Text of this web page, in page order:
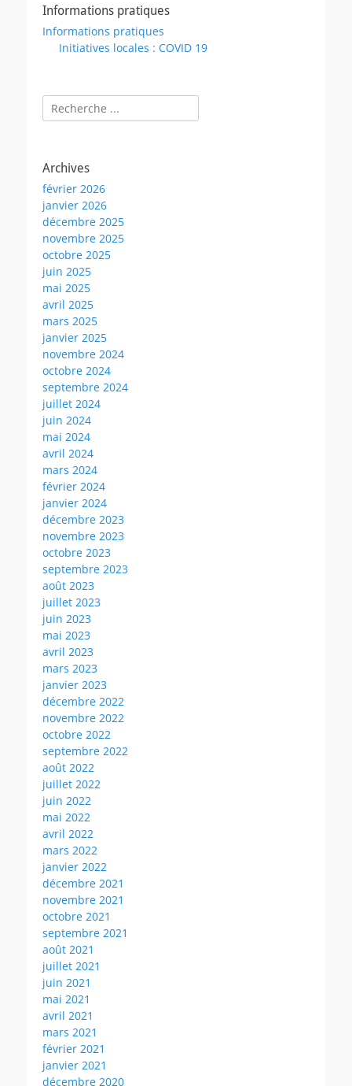
Informations pratiques
Informations pratiques
Initiatives locales : COVID 19
Rechercher :
Archives
février 2026
janvier 2026
décembre 2025
novembre 2025
octobre 2025
juin 2025
mai 2025
avril 2025
mars 2025
janvier 2025
novembre 2024
octobre 2024
septembre 2024
juillet 2024
juin 2024
mai 2024
avril 2024
mars 2024
février 2024
janvier 2024
décembre 2023
novembre 2023
octobre 2023
septembre 2023
août 2023
juillet 2023
juin 2023
mai 2023
avril 2023
mars 2023
janvier 2023
décembre 2022
novembre 2022
octobre 2022
septembre 2022
août 2022
juillet 2022
juin 2022
mai 2022
avril 2022
mars 2022
janvier 2022
décembre 2021
novembre 2021
octobre 2021
septembre 2021
août 2021
juillet 2021
juin 2021
mai 2021
avril 2021
mars 2021
février 2021
janvier 2021
décembre 2020